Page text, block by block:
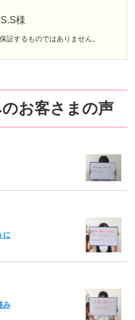
様
するものではありません。
お客さまの声
に
み